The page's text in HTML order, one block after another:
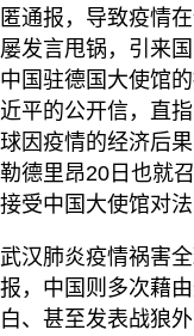
匿通报，导致疫情
屡发言甩锅，引来
中国驻德国大使馆
近平的公开信，直
球因疫情的经济后
勒德里昂20日也就
接受中国大使馆对法
武汉肺炎疫情祸害
报，中国则多次藉
白、甚至发表战狼